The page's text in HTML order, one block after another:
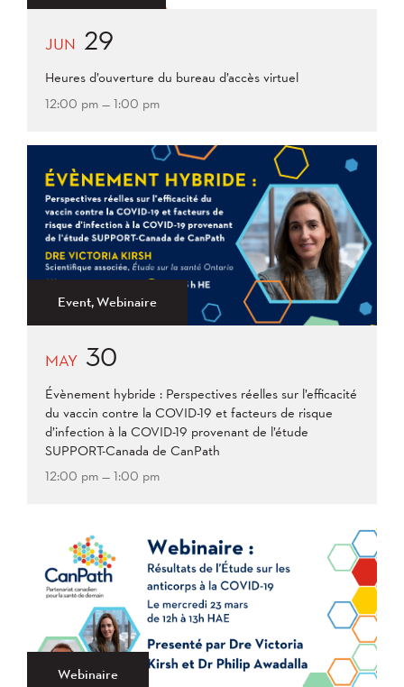
JUN 29
Heures d’ouverture du bureau d’accès virtuel
12:00 pm — 1:00 pm
Event, Webinaire
MAY 30
Évènement hybride : Perspectives réelles sur l’efficacité
du vaccin contre la COVID-19 et facteurs de risque
d’infection à la COVID-19 provenant de l’étude
SUPPORT-Canada de CanPath
12:00 pm — 1:00 pm
Webinaire